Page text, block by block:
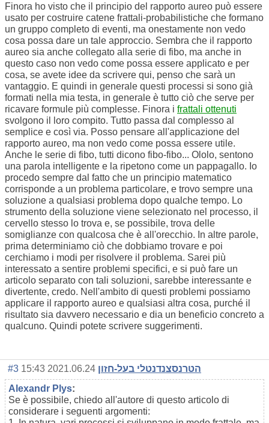
Finora ho visto che il principio del rapporto aureo può essere
usato per costruire catene frattali-probabilistiche che formano
un gruppo completo di eventi, ma onestamente non vedo
cosa possa dare un tale approccio. Sembra che il rapporto
aureo sia anche collegato alla serie di fibo, ma anche in
questo caso non vedo come possa essere applicato e per
cosa, se avete idee da scrivere qui, penso che sarà un
vantaggio. E quindi in generale questi processi si sono già
formati nella mia testa, in generale è tutto ciò che serve per
ricavare formule più complesse. Finora i frattali ottenuti
svolgono il loro compito. Tutto passa dal complesso al
semplice e così via. Posso pensare all'applicazione del
rapporto aureo, ma non vedo come possa essere utile.
Anche le serie di fibo, tutti dicono fibo-fibo... Ololo, sentono
una parola intelligente e la ripetono come un pappagallo. Io
procedo sempre dal fatto che un principio matematico
corrisponde a un problema particolare, e trovo sempre una
soluzione a qualsiasi problema dopo qualche tempo. Lo
strumento della soluzione viene selezionato nel processo, il
cervello stesso lo trova e, se possibile, trova delle
somiglianze con qualcosa che è all'orecchio. In altre parole,
prima determiniamo ciò che dobbiamo trovare e poi
cerchiamo i modi per risolvere il problema. Sarei più
interessato a sentire problemi specifici, e si può fare un
articolo separato con tali soluzioni, sarebbe interessante e
divertente, credo. Nell'ambito di questi problemi possiamo
applicare il rapporto aureo e qualsiasi altra cosa, purché il
risultato sia davvero necessario e dia un beneficio concreto a
qualcuno. Quindi potete scrivere suggerimenti.
הטרנסצנדנטלי בעל-חזון 2021.06.24 15:43
#3
Alexandr Plys:
Se è possibile, chiedo all'autore di questo articolo di
considerare i seguenti argomenti: